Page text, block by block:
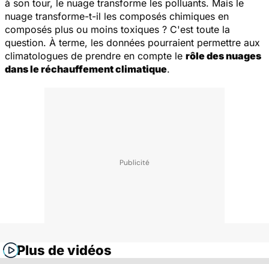
à son tour, le nuage transforme les polluants. Mais le
nuage transforme-t-il les composés chimiques en
composés plus ou moins toxiques ? C'est toute la
question. À terme, les données pourraient permettre aux
climatologues de prendre en compte le rôle des nuages
dans le réchauffement climatique.
Plus de vidéos